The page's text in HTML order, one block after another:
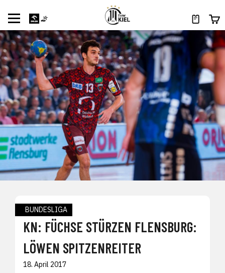
BUNDESLIGA
KN: FÜCHSE STÜRZEN FLENSBURG:
LÖWEN SPITZENREITER
18. April 2017